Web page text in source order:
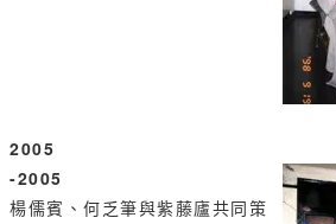
2005
-2005
楊儒賓、何乏筆與紫藤廬共同策